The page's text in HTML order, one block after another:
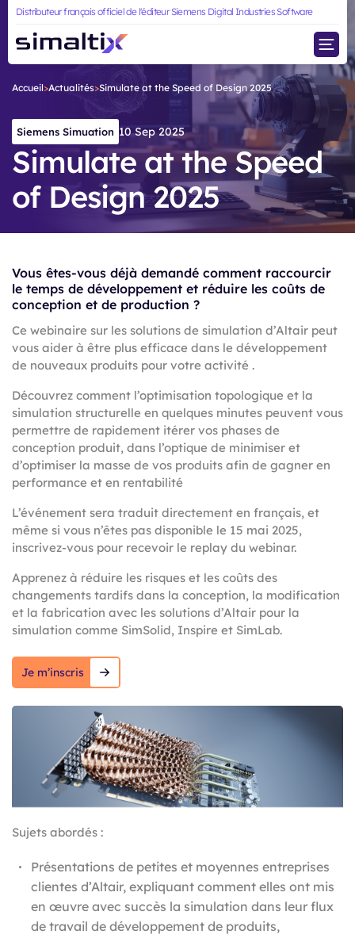
Distributeur français officiel de l'éditeur Siemens Digital Industries Software
Simcenter PollEx
Simcenter SimLab
Simcenter SimSolid
Simcenter Hypermesh
Thermique & Multiphysique
Dynamique multibody
Optimisation &
Explorateur de conception
Post-processing : Visualisation & résultats
Pré-processing &
Modélisation
Accueil>Actualités>Simulate at the Speed of Design 2025
Siemens Simuation 10 Sep 2025
Simulate at the Speed
of Design 2025
Vous êtes-vous déjà demandé comment raccourcir
le temps de développement et réduire les coûts de
conception et de production ?
Ce webinaire sur les solutions de simulation d’Altair peut
vous aider à être plus efficace dans le développement
de nouveaux produits pour votre activité .
Découvrez comment l’optimisation topologique et la
simulation structurelle en quelques minutes peuvent vous
permettre de rapidement itérer vos phases de
conception produit, dans l’optique de minimiser et
d’optimiser la masse de vos produits afin de gagner en
performance et en rentabilité
L’événement sera traduit directement en français, et
même si vous n’êtes pas disponible le 15 mai 2025,
inscrivez-vous pour recevoir le replay du webinar.
Apprenez à réduire les risques et les coûts des
changements tardifs dans la conception, la modification
et la fabrication avec les solutions d’Altair pour la
simulation comme SimSolid, Inspire et SimLab.
Je m’inscris
Sujets abordés :
Présentations de petites et moyennes entreprises
clientes d’Altair, expliquant comment elles ont mis
en œuvre avec succès la simulation dans leur flux
de travail de développement de produits,